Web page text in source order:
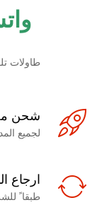
طاولات
شحن
لجميع
ارجاع
طبقا